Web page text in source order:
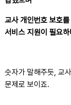
교사 개인번호 보호
서비스 지원이 필요
숫자가 말해주듯, 교
문제로 보이죠.